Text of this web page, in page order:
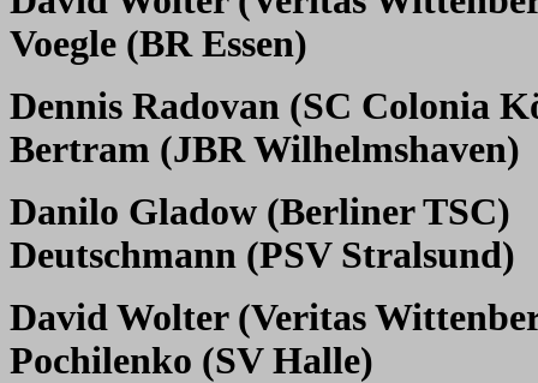
Voegle (BR Essen)
Dennis Radovan (SC Colonia
Bertram (JBR Wilhelmshaven)
Danilo Gladow (Berliner TSC)
Deutschmann (PSV Stralsund)
David Wolter (Veritas
Pochilenko (SV Halle)